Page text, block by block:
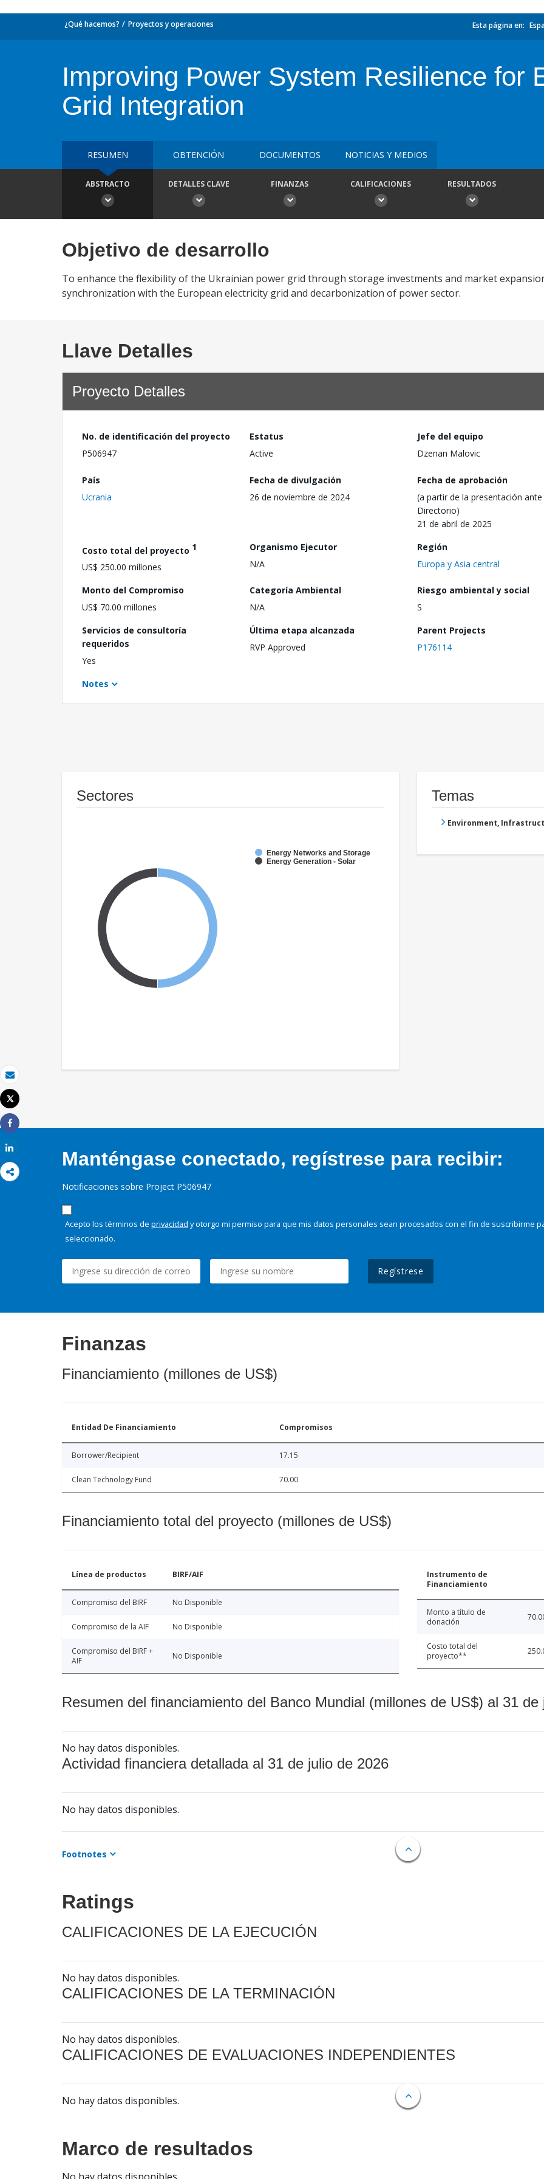
Correo electrónico
Imprimir
Tweet
Share
¿Qué hacemos? Proyectos y operaciones Esta página en:
Improving Power System Resilience for
Grid Integration
RESUMEN OBTENCIÓN DOCUMENTOS NOTICIAS Y MEDIOS
ABSTRACTO DETALLES CLAVE FINANZAS CALIFICACIONES RESULTADOS
Objetivo de desarrollo
To enhance the flexibility of the Ukrainian power grid through storage investments and market
synchronization with the European electricity grid and decarbonization of power sector.
Llave Detalles
Proyecto Detalles
No. de identificación del proyecto
P506947
Estatus
Active
Jefe del equipo
Dzenan Malovic
País
Ucrania
Fecha de divulgación
26 de noviembre de 2024
Fecha de aprobación
(a partir de la presentación ante
Directorio)
21 de abril de 2025
Costo total del proyecto 1
US$ 250.00 millones
Organismo Ejecutor
N/A
Región
Europa y Asia central
Monto del Compromiso
US$ 70.00 millones
Categoría Ambiental
N/A
Riesgo ambiental y social
S
Servicios de consultoría
requeridos
Yes
Última etapa alcanzada
RVP Approved
Parent Projects
P176114
Notes
Sectores
Energy Networks and Storage
Energy Generation - Solar
Temas
Environment,
Manténgase conectado, regístrese para recibir:
Notificaciones sobre Project P506947
Acepto los términos de privacidad y otorgo mi permiso para que mis datos personales sean procesados con el fin de suscribirme
seleccionado.
Regístrese
Finanzas
Financiamiento (millones de US$)
Entidad De Financiamiento Compromisos
Borrower/Recipient 17.15
Clean Technology Fund 70.00
Financiamiento total del proyecto (millones de US$)
Línea de productos BIRF/AIF
Compromiso del BIRF No Disponible
Compromiso de la AIF No Disponible
Compromiso del BIRF +
AIF
No Disponible
Instrumento de
Financiamiento
Monto a título de
donación
Costo total del
proyecto**
Resumen del financiamiento del Banco Mundial (millones de US$) al 31 de
No hay datos disponibles.
Actividad financiera detallada al 31 de julio de 2026
No hay datos disponibles.
Footnotes
Ratings
CALIFICACIONES DE LA EJECUCIÓN
No hay datos disponibles.
CALIFICACIONES DE LA TERMINACIÓN
No hay datos disponibles.
CALIFICACIONES DE EVALUACIONES INDEPENDIENTES
No hay datos disponibles.
Marco de resultados